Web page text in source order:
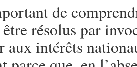
de
résolus par
aux intérêts